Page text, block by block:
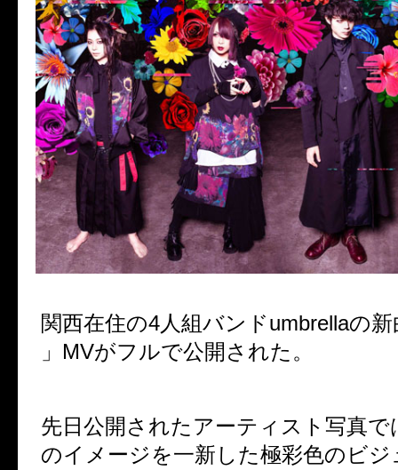
関西在住の4人組バンドumbrellaの新
」 MVがフルで公開された。
先日公開されたアーティスト写真
のイメージを一新した極彩色のビ